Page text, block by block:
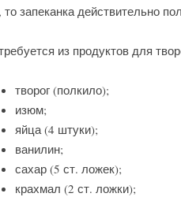
то запеканка действительно
из продуктов для
творог (полкило);
изюм;
яйца (4 штуки);
ванилин;
сахар (5 ст. ложек);
крахмал (2 ст. ложки);